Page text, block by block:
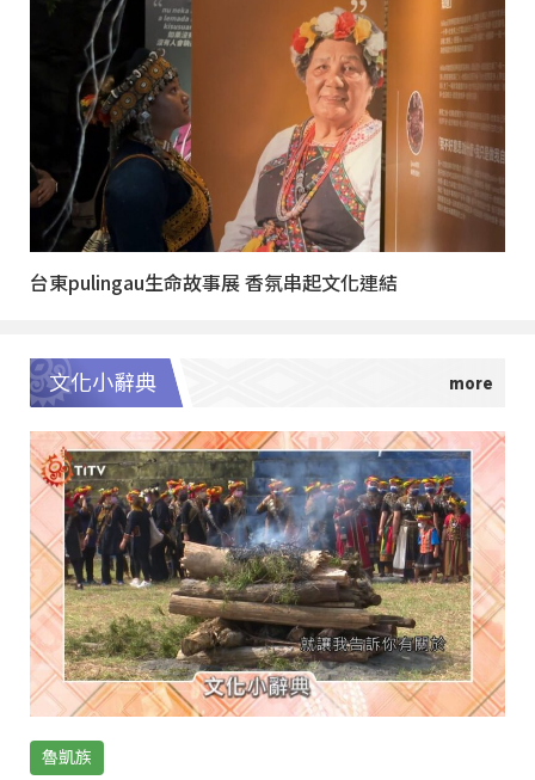
台東pulingau生命故事展 香氛串起文化連結
文化小辭典
魯凱族